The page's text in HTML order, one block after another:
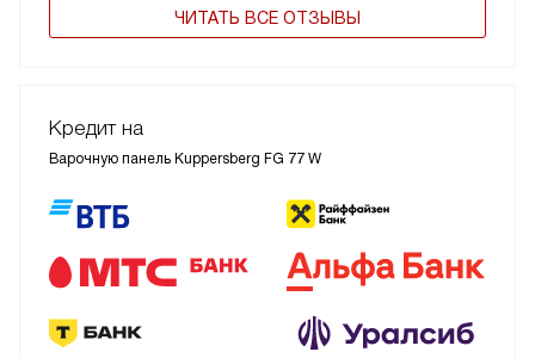
ЧИТАТЬ ВСЕ ОТЗЫВЫ
Кредит на
Варочную панель Kuppersberg FG 77 W